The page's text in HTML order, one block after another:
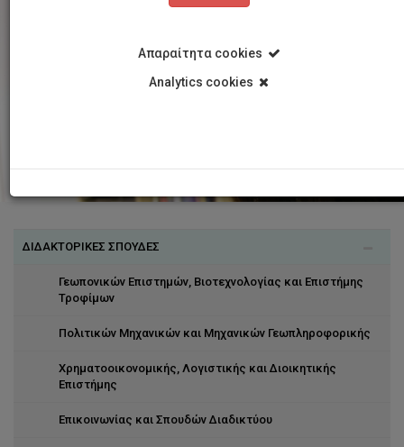
ΔΙΔΑΚΤΟΡΙΚΕΣ ΣΠΟΥΔΕΣ
Γεωπονικών Επιστημών, Βιοτεχνολογίας και Επιστήμης
Τροφίμων
Πολιτικών Μηχανικών και Μηχανικών Γεωπληροφορικής
Χρηματοοικονομικής, Λογιστικής και Διοικητικής
Επιστήμης
Επικοινωνίας και Σπουδών Διαδικτύου
Απαραίτητα cookies
Analytics cookies